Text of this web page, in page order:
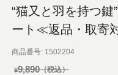
“猫又と羽を持つ鍵
ート≪返品・取寄
商品番号 1502204
¥9,890